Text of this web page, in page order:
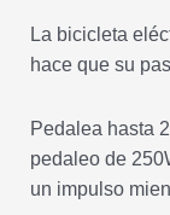
La bicicleta
hace que su
Pedalea hasta
pedaleo de
un impulso